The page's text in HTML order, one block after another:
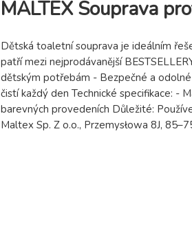
MALTEX Souprava
Dětská toaletní souprava je ideálním
patří mezi nejprodávanější
dětským potřebám - Bezpečné a
čistí každý den Technické specifikace: -
barevných provedeních Důležité:
Maltex Sp. Z o.o., Przemysłowa 8J,